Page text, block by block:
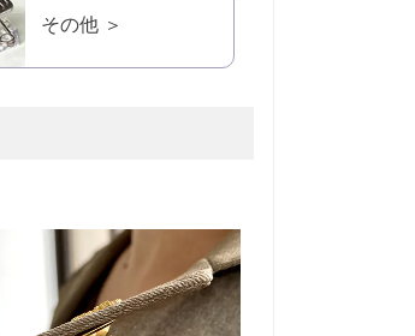
その他 ＞